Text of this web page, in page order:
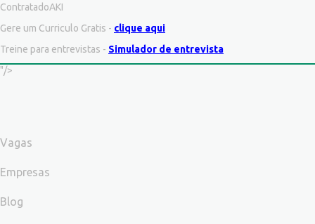
ContratadoAKI
Gere um Curriculo Gratis - clique aqui
Treine para entrevistas - Simulador de entrevista
"/>
Vagas
Empresas
Blog